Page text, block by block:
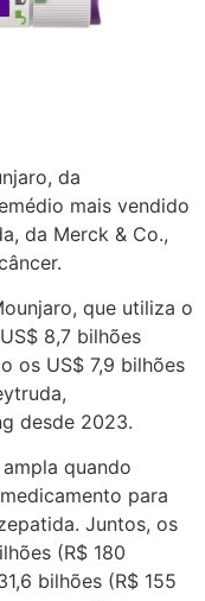
da
mais vendido
da Merck & Co.,
que utiliza o
8,7 bilhões
os US$ 7,9 bilhões
desde 2023.
quando
para
Juntos, os
(R$ 180
bilhões (R$ 155